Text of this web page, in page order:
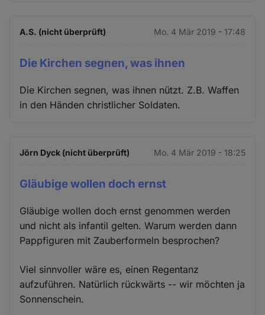
A.S. (nicht überprüft) Mo. 4 Mär 2019 - 17:48
Die Kirchen segnen, was ihnen
Die Kirchen segnen, was ihnen nützt. Z.B. Waffen
in den Händen christlicher Soldaten.
Jörn Dyck (nicht überprüft) Mo. 4 Mär 2019 - 18:25
Gläubige wollen doch ernst
Gläubige wollen doch ernst genommen werden
und nicht als infantil gelten. Warum werden dann
Pappfiguren mit Zauberformeln besprochen?
Viel sinnvoller wäre es, einen Regentanz
aufzuführen. Natürlich rückwärts -- wir möchten ja
Sonnenschein.